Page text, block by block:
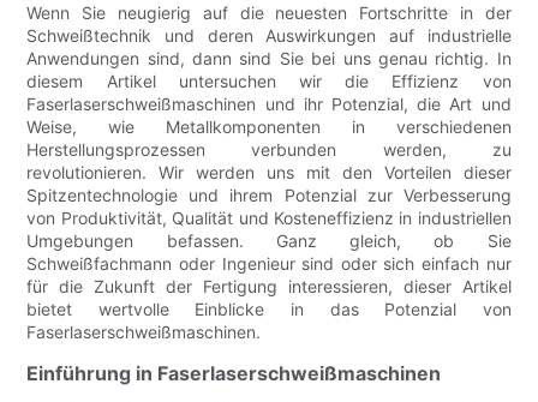
Wenn Sie neugierig auf die neuesten Fortschritte in der
Schweißtechnik und deren Auswirkungen auf industrielle
Anwendungen sind, dann sind Sie bei uns genau richtig. In
diesem Artikel untersuchen wir die Effizienz von
Faserlaserschweißmaschinen und ihr Potenzial, die Art und
Weise, wie Metallkomponenten in verschiedenen
Herstellungsprozessen verbunden werden, zu
revolutionieren. Wir werden uns mit den Vorteilen dieser
Spitzentechnologie und ihrem Potenzial zur Verbesserung
von Produktivität, Qualität und Kosteneffizienz in industriellen
Umgebungen befassen. Ganz gleich, ob Sie
Schweißfachmann oder Ingenieur sind oder sich einfach nur
für die Zukunft der Fertigung interessieren, dieser Artikel
bietet wertvolle Einblicke in das Potenzial von
Faserlaserschweißmaschinen.
Einführung in Faserlaserschweißmaschinen